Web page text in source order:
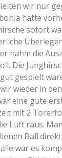
wir nur
hatte
sofort
nahm die
Die
gespielt
wieder in
eine gute
mit 2
Luft raus.
Ball
war es